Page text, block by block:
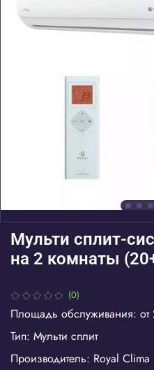
(0)
Мульти сплит-
на 2 комнаты
Площадь обслуживания:
Тип: Мульти сплит
Производитель: Royal Clima